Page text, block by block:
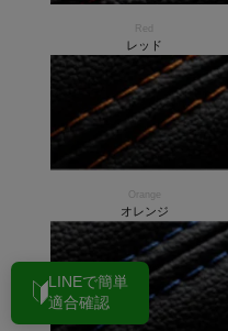
Red
レッド
オレンジ
LINEで簡単
適合確認